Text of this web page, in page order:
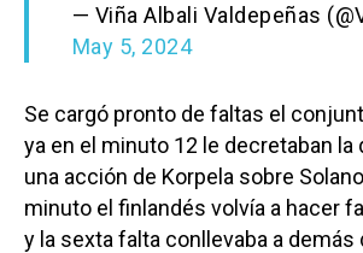
— Viña Albali Valdepeñas
May 5, 2024
Se cargó pronto de faltas el
ya en el minuto 12 le decretaban la
una acción de Korpela sobre
minuto el finlandés volvía a hacer
y la sexta falta conllevaba a demás